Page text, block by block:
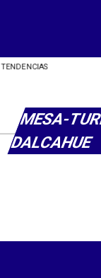
TENDENCIAS
MESA-
DALCAHUE